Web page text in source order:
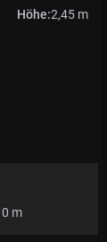
Höhe:2,45 m
0 m